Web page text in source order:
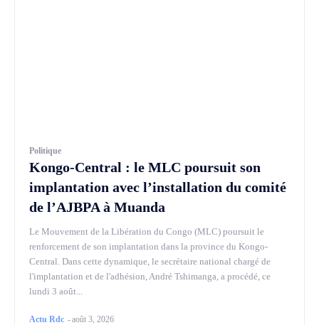
Politique
Kongo-Central : le MLC poursuit son
implantation avec l’installation du comité
de l’AJBPA à Muanda
Le Mouvement de la Libération du Congo (MLC) poursuit le
renforcement de son implantation dans la province du Kongo-
Central. Dans cette dynamique, le secrétaire national chargé de
l'implantation et de l'adhésion, André Tshimanga, a procédé, ce
lundi 3 août...
Actu Rdc -août 3, 2026